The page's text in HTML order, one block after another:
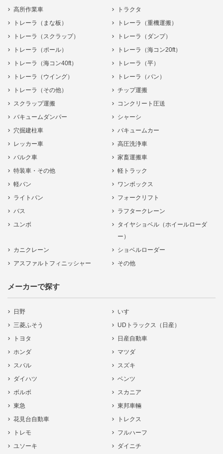
高所作業車
トラクタ
トレーラ（まな板）
トレーラ（重機運搬）
トレーラ（スクラップ）
トレーラ（ダンプ）
トレーラ（ポール）
トレーラ（海コン20ft）
トレーラ（海コン40ft）
トレーラ（平）
トレーラ（ウイング）
トレーラ（バン）
トレーラ（その他）
チップ運搬
スクラップ運搬
コンクリート圧送
バキュームダンパー
シャーシ
穴掘建柱車
バキュームカー
レッカー車
高圧洗浄車
バルク車
家畜運搬車
特装車・その他
軽トラック
軽バン
ワンボックス
ライトバン
フォークリフト
バス
ラフタークレーン
ユンボ
タイヤショベル（ホイールローダ
ー）
カニクレーン
ショベルローダー
アスファルトフィニッシャー
その他
メーカーで探す
日野
いすゞ
三菱ふそう
UDトラックス（日産）
トヨタ
日産自動車
ホンダ
マツダ
スバル
スズキ
ダイハツ
ベンツ
ボルボ
スカニア
東急
東邦車輛
花見台自動車
トレクス
トレモ
フルハーフ
ユソーキ
ダイニチ